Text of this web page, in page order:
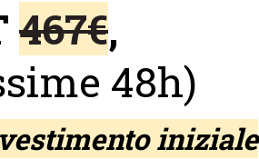
467€,
48h)
iniziale